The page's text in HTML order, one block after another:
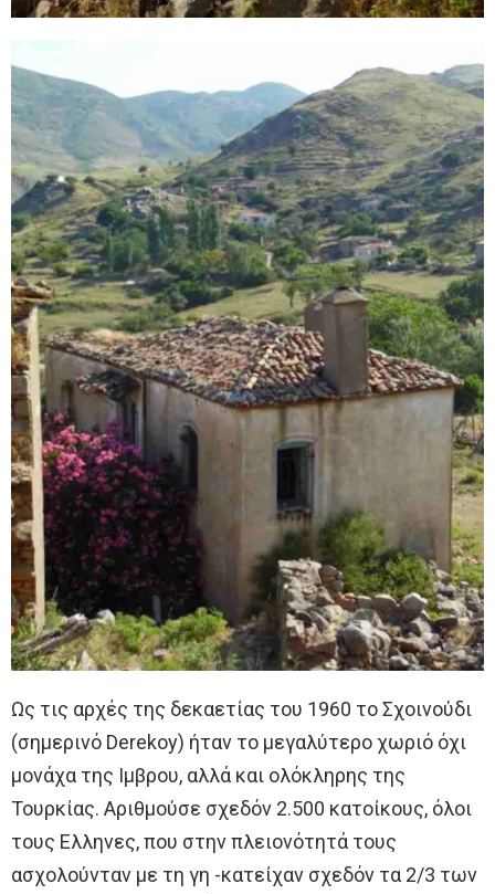
Ως τις αρχές της δεκαετίας του 1960 το Σχοινούδι
(σημερινό Derekoy) ήταν το μεγαλύτερο χωριό όχι
μονάχα της Ιμβρου, αλλά και ολόκληρης της
Τουρκίας. Αριθμούσε σχεδόν 2.500 κατοίκους, όλοι
τους Ελληνες, που στην πλειονότητά τους
ασχολούνταν με τη γη -κατείχαν σχεδόν τα 2/3 των